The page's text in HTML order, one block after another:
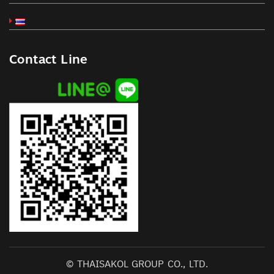
Contact Line
© THAISAKOL GROUP CO., LTD.